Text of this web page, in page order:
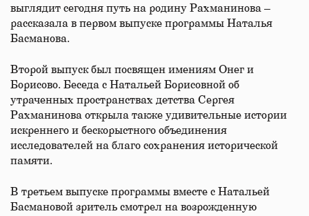
выглядит сегодня путь на родину Рахманинова –
рассказала в первом выпуске программы Наталья
Басманова.
Второй выпуск был посвящен имениям Онег и
Борисово. Беседа с Натальей Борисовной об
утраченных пространствах детства Сергея
Рахманинова открыла также удивительные истории
искреннего и бескорыстного объединения
исследователей на благо сохранения исторической
памяти.
В третьем выпуске программы вместе с Натальей
Басмановой зритель смотрел на возрожденную